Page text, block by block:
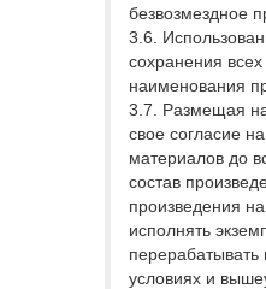
безвозмездное
3.6.
сохранения
наименования
3.7. Размещая
свое согласие
материалов до
состав
произведения
исполнять
условиях и